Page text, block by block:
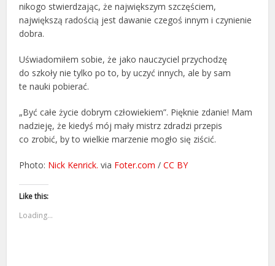
nikogo stwierdzając, że największym szczęściem,
największą radością jest dawanie czegoś innym i czynienie
dobra.
Uświadomiłem sobie, że jako nauczyciel przychodzę
do szkoły nie tylko po to, by uczyć innych, ale by sam
te nauki pobierać.
„Być całe życie dobrym człowiekiem”. Pięknie zdanie! Mam
nadzieję, że kiedyś mój mały mistrz zdradzi przepis
co zrobić, by to wielkie marzenie mogło się ziścić.
Photo: Nick Kenrick. via Foter.com /CC BY
Like this:
Loading...